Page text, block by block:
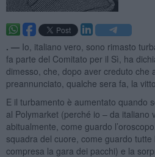
. — Io, italiano vero, sono rimasto
fa parte del Comitato per il Sì, ha
dimesso, che, dopo aver creduto che
preannunciato, qualche sera fa, la
E il turbamento è aumentato quando
al Polymarket (perché io – da italiano
abitualmente, come guardo
squadra del cuore, come guardo tutte
compresa la gara dei pacchi) e la